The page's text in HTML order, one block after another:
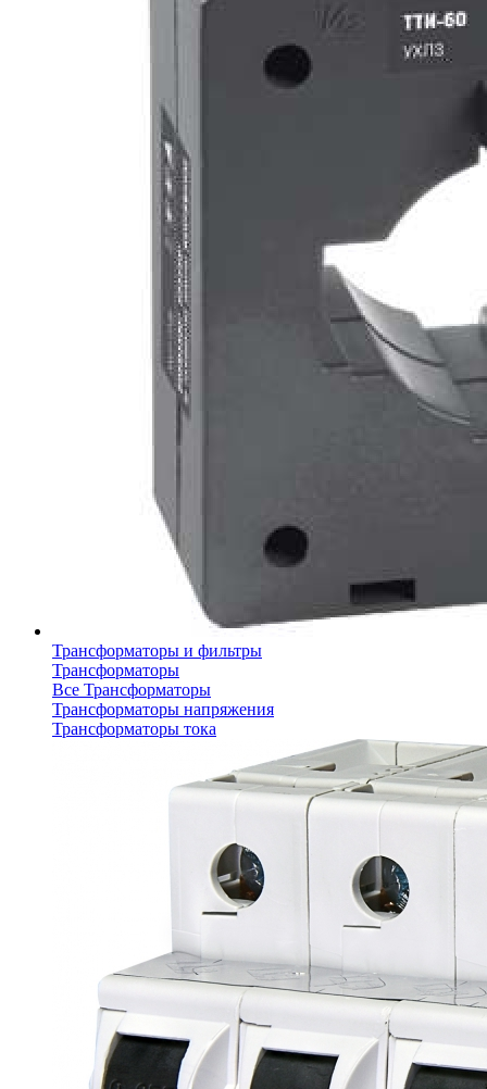
Трансформаторы и фильтры
Трансформаторы
Все Трансформаторы
Трансформаторы напряжения
Трансформаторы тока